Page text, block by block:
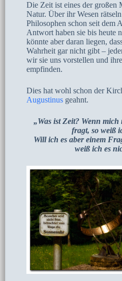
Die Zeit ist eines der großen
Natur. Über ihr Wesen
Philosophen schon seit dem
Antwort haben sie bis heute
könnte aber daran liegen,
Wahrheit gar nicht gibt –
wir sie uns vorstellen und
empfinden.
Dies hat wohl schon der
Augustinus geahnt.
„Was ist Zeit? Wenn
fragt, so weiß
Will ich es aber einem
weiß ich es